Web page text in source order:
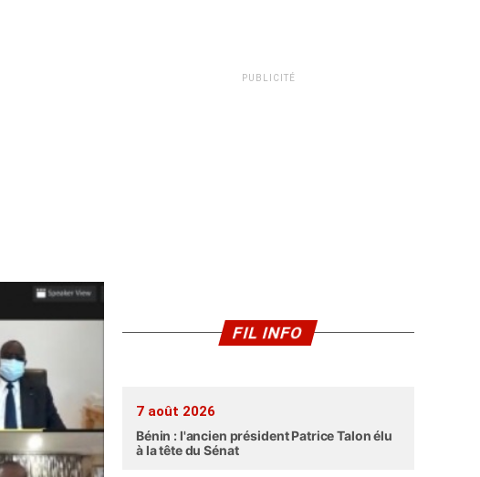
PUBLICITÉ
FIL INFO
7 août 2026
Bénin : l'ancien président Patrice Talon élu
à la tête du Sénat